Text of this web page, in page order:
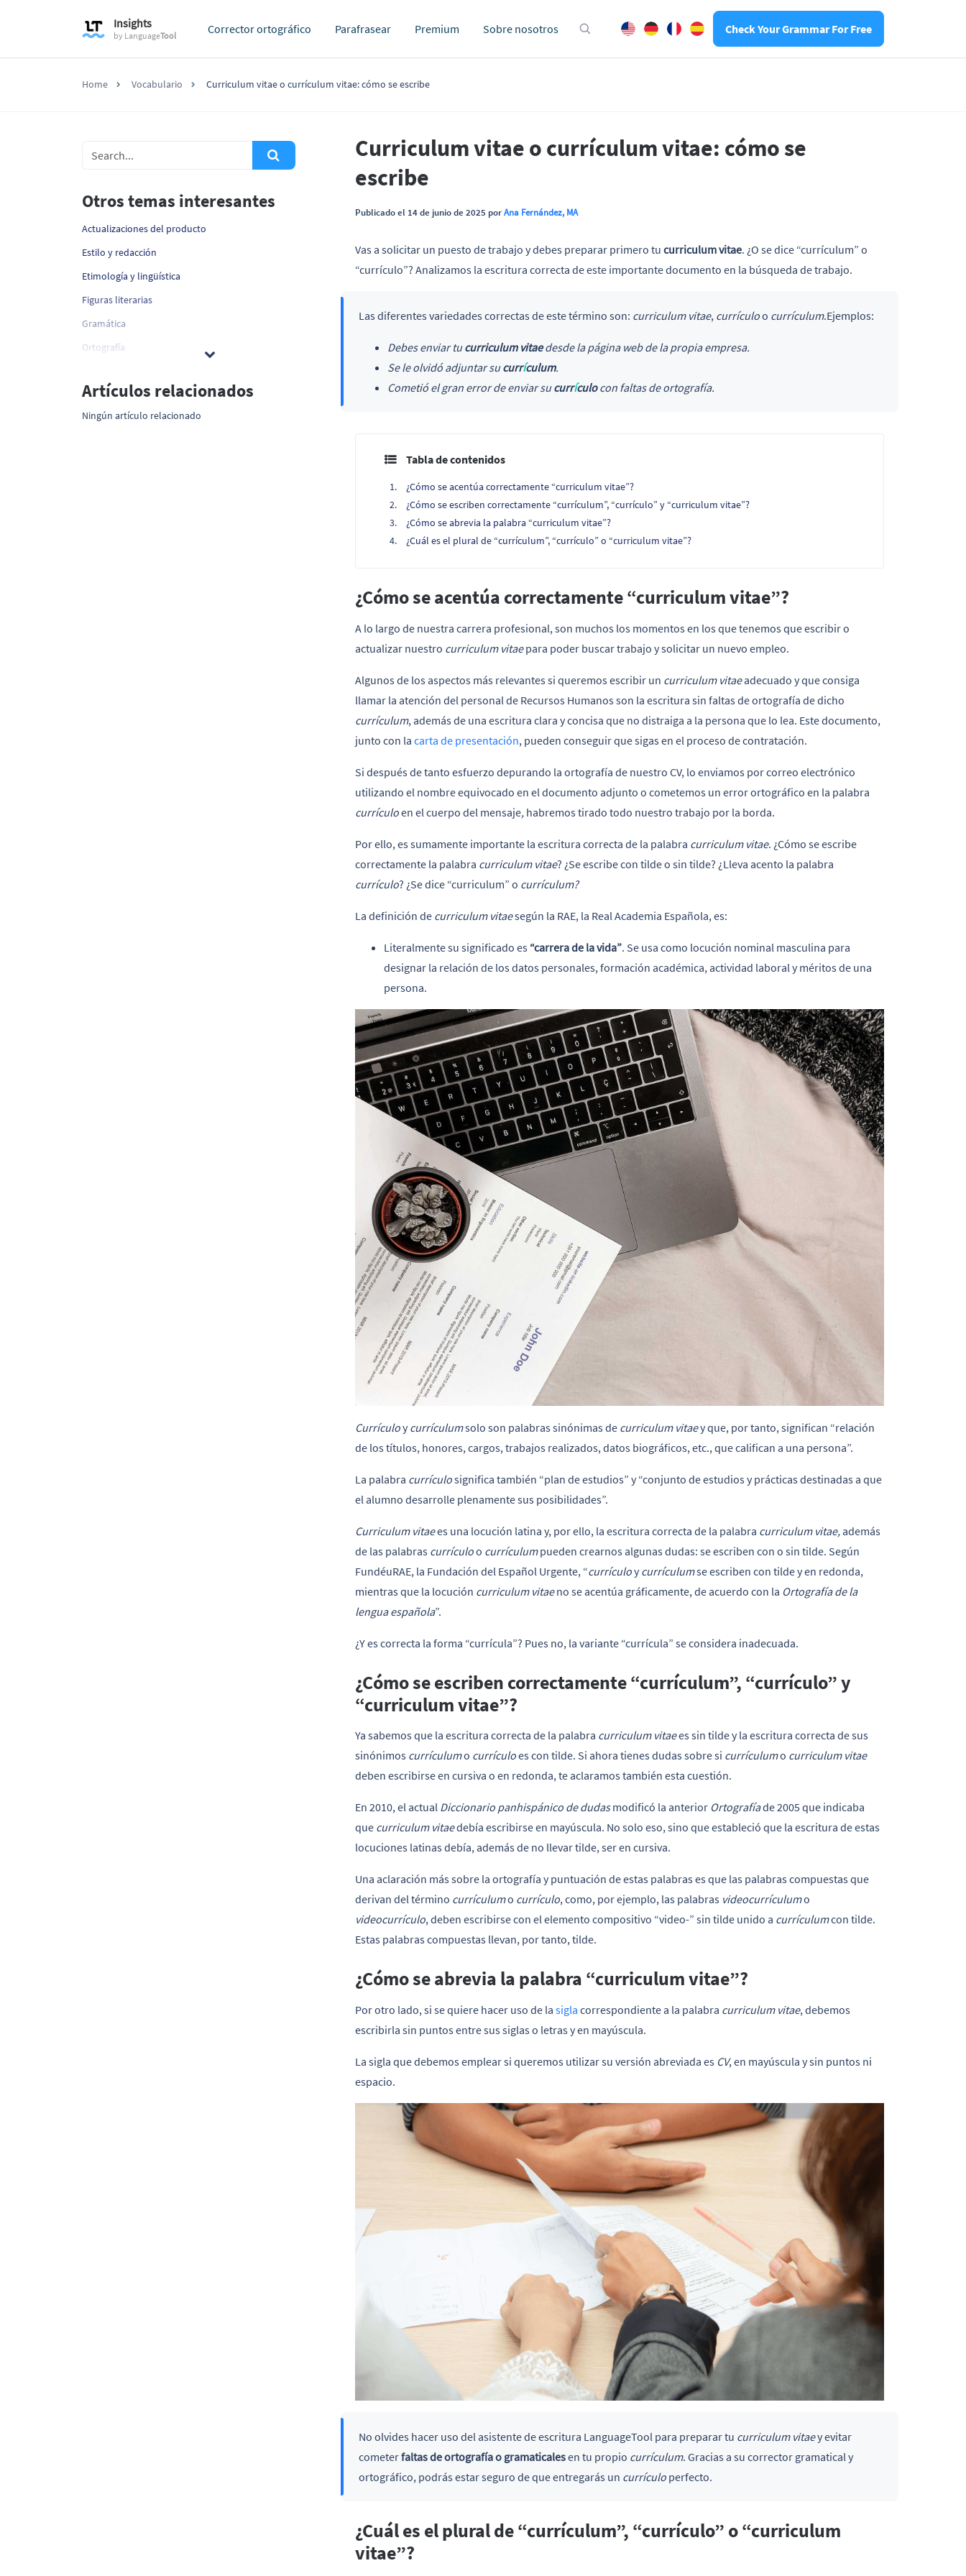
Insights
by LanguageTool Corrector ortográfico Parafrasear Premium Sobre nosotros Check Your Grammar For Free
Home Vocabulario Curriculum vitae o currículum vitae: cómo se escribe
Curriculum vitae o currículum vitae: cómo se
escribe
Publicado el 14 de junio de 2025 porAna Fernández, MA
Vas a solicitar un puesto de trabajo y debes preparar primero tu curriculum vitae. ¿O se dice “currículum” o
“currículo”? Analizamos la escritura correcta de este importante documento en la búsqueda de trabajo.
Las diferentes variedades correctas de este término son: curriculum vitae, currículoo currículum.Ejemplos:
Debes enviar tucurriculum vitaedesde la página web de la propia empresa.
Se le olvidó adjuntar sucurrículum.
Cometió el gran error de enviar sucurrículocon faltas de ortografía.
Tabla de contenidos
¿Cómo se acentúa correctamente “curriculum vitae”?
¿Cómo se escriben correctamente “currículum”, “currículo” y “curriculum vitae”?
¿Cómo se abrevia la palabra “curriculum vitae”?
¿Cuál es el plural de “currículum”, “currículo” o “curriculum vitae”?
¿Cómo se acentúa correctamente “curriculum vitae”?
A lo largo de nuestra carrera profesional, son muchos los momentos en los que tenemos que escribir o
actualizar nuestro curriculum vitaepara poder buscar trabajo y solicitar un nuevo empleo.
Algunos de los aspectos más relevantes si queremos escribir un curriculum vitaeadecuado y que consiga
llamar la atención del personal de Recursos Humanos son la escritura sin faltas de ortografía de dicho
currículum, además de una escritura clara y concisa que no distraiga a la persona que lo lea. Este documento,
junto con la carta de presentación, pueden conseguir que sigas en el proceso de contratación.
Si después de tanto esfuerzo depurando la ortografía de nuestro CV, lo enviamos por correo electrónico
utilizando el nombre equivocado en el documento adjunto o cometemos un error ortográfico en la palabra
currículoen el cuerpo del mensaje, habremos tirado todo nuestro trabajo por la borda.
Por ello, es sumamente importante la escritura correcta de la palabra curriculum vitae. ¿Cómo se escribe
correctamente la palabra curriculum vitae? ¿Se escribe con tilde o sin tilde? ¿Lleva acento la palabra
currículo? ¿Se dice “curriculum” o currículum?
La definición de curriculum vitaesegún la RAE, la Real Academia Española, es:
Literalmente su significado es “carrera de la vida”. Se usa como locución nominal masculina para
designar la relación de los datos personales, formación académica, actividad laboral y méritos de una
persona.
Currículoycurrículumsolo son palabras sinónimas de curriculum vitaey que, por tanto, significan “relación
de los títulos, honores, cargos, trabajos realizados, datos biográficos, etc., que califican a una persona”.
La palabra currículosignifica también “plan de estudios” y “conjunto de estudios y prácticas destinadas a que
el alumno desarrolle plenamente sus posibilidades”.
Curriculum vitaees una locución latina y, por ello, la escritura correcta de la palabra curriculum vitae,además
de las palabras currículoo currículumpueden crearnos algunas dudas: se escriben con o sin tilde. Según
FundéuRAE, la Fundación del Español Urgente, “currículoycurrículumse escriben con tilde y en redonda,
mientras que la locución curriculum vitaeno se acentúa gráficamente, de acuerdo con la Ortografía de la
lengua española”.
¿Y es correcta la forma “currícula”? Pues no, la variante “currícula” se considera inadecuada.
¿Cómo se escriben correctamente “currículum”, “currículo” y
“curriculum vitae”?
Ya sabemos que la escritura correcta de la palabra curriculum vitaees sin tilde y la escritura correcta de sus
sinónimos currículumo currículoes con tilde. Si ahora tienes dudas sobre si currículumo curriculum vitae
deben escribirse en cursiva o en redonda, te aclaramos también esta cuestión.
En 2010, el actual Diccionario panhispánico de dudasmodificó la anterior Ortografíade 2005 que indicaba
que curriculum vitaedebía escribirse en mayúscula. No solo eso, sino que estableció que la escritura de estas
locuciones latinas debía, además de no llevar tilde, ser en cursiva.
Una aclaración más sobre la ortografía y puntuación de estas palabras es que las palabras compuestas que
derivan del término currículumo currículo, como, por ejemplo, las palabras videocurrículumo
videocurrículo, deben escribirse con el elemento compositivo “video-” sin tilde unido a currículumcon tilde.
Estas palabras compuestas llevan, por tanto, tilde.
¿Cómo se abrevia la palabra “curriculum vitae”?
Por otro lado, si se quiere hacer uso de la sigla correspondiente a la palabra curriculum vitae, debemos
escribirla sin puntos entre sus siglas o letras y en mayúscula.
La sigla que debemos emplear si queremos utilizar su versión abreviada es CV, en mayúscula y sin puntos ni
espacio.
No olvides hacer uso del asistente de escritura LanguageTool para preparar tu curriculum vitaey evitar
cometerfaltas de ortografía o gramaticalesen tu propio currículum. Gracias a su corrector gramatical y
ortográfico, podrás estar seguro de que entregarás un currículoperfecto.
¿Cuál es el plural de “currículum”, “currículo” o “curriculum
vitae”?
Otros temas interesantes
Actualizaciones del producto
Estilo y redacción
Etimología y lingüística
Figuras literarias
Gramática
Ortografía
Artículos relacionados
Ningún artículo relacionado